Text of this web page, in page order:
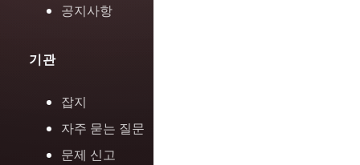
공지사항
기관
잡지
자주 묻는 질문
문제 신고